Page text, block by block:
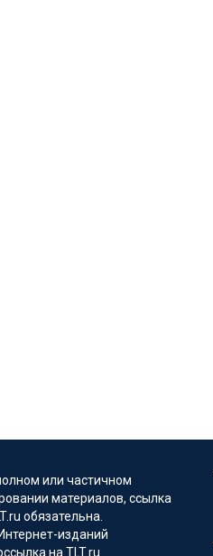
или частичном
материалов, ссылка
обязательна.
изданий
на TLT.ru